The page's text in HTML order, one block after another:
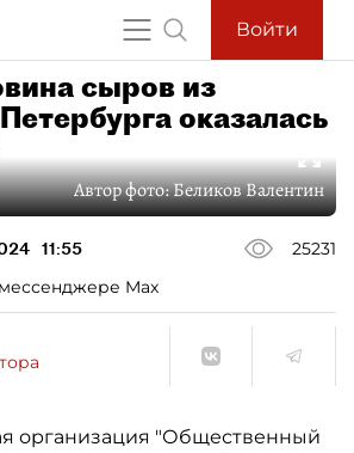
Войти
сыров из
оказалась
Автор фото:Беликов Валентин
11:55
25231
Max
организация "Общественный